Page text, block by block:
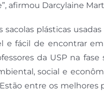
afirmou Darcylaine
plásticas
fácil de encontrar em
da USP na
social e
entre os melhores